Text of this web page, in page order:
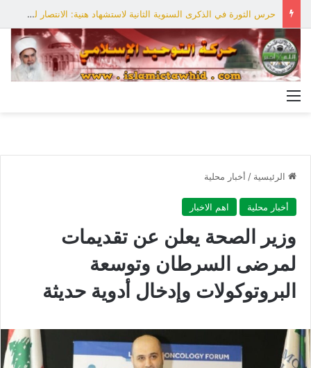
حرس الثورة في الذكرى السنوية الثانية لاستشهاد هنية: الانتصار لفلسطين أقرب
الرئيسية / أخبار محلية
أخبار محلية اهم الاخبار
وزير الصحة يعلن عن تقديمات
لمرضى السرطان وتوسعة
البروتوكولات وإدخال أدوية حديثة